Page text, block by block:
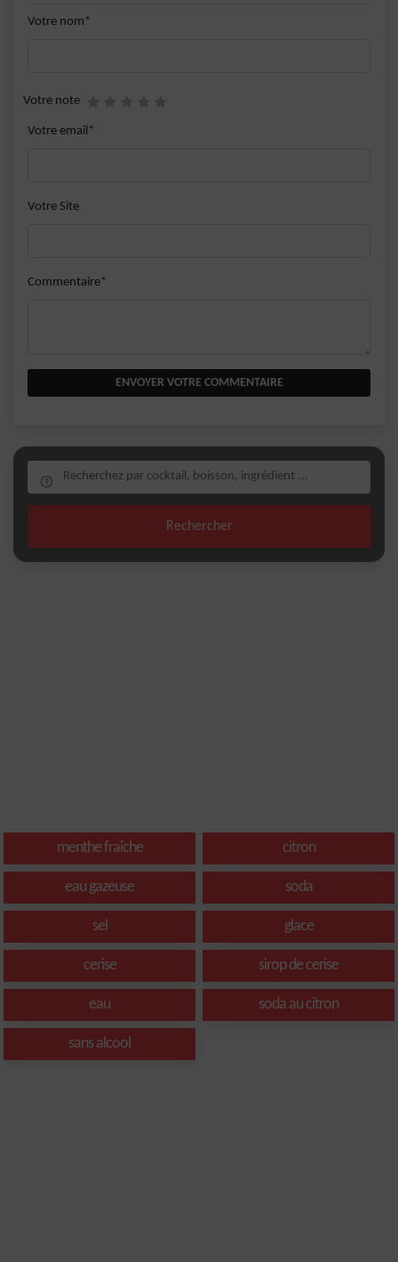
Votre nom*
Votre note
Votre email*
Votre Site
Commentaire*
ENVOYER VOTRE COMMENTAIRE
Rechercher
menthe fraîche citron
eau gazeuse soda
sel glace
cerise sirop de cerise
eau soda au citron
sans alcool